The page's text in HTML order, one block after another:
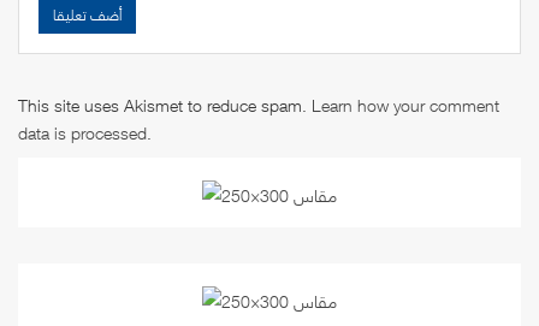
This site uses Akismet to reduce spam. Learn how your comment
data is processed.